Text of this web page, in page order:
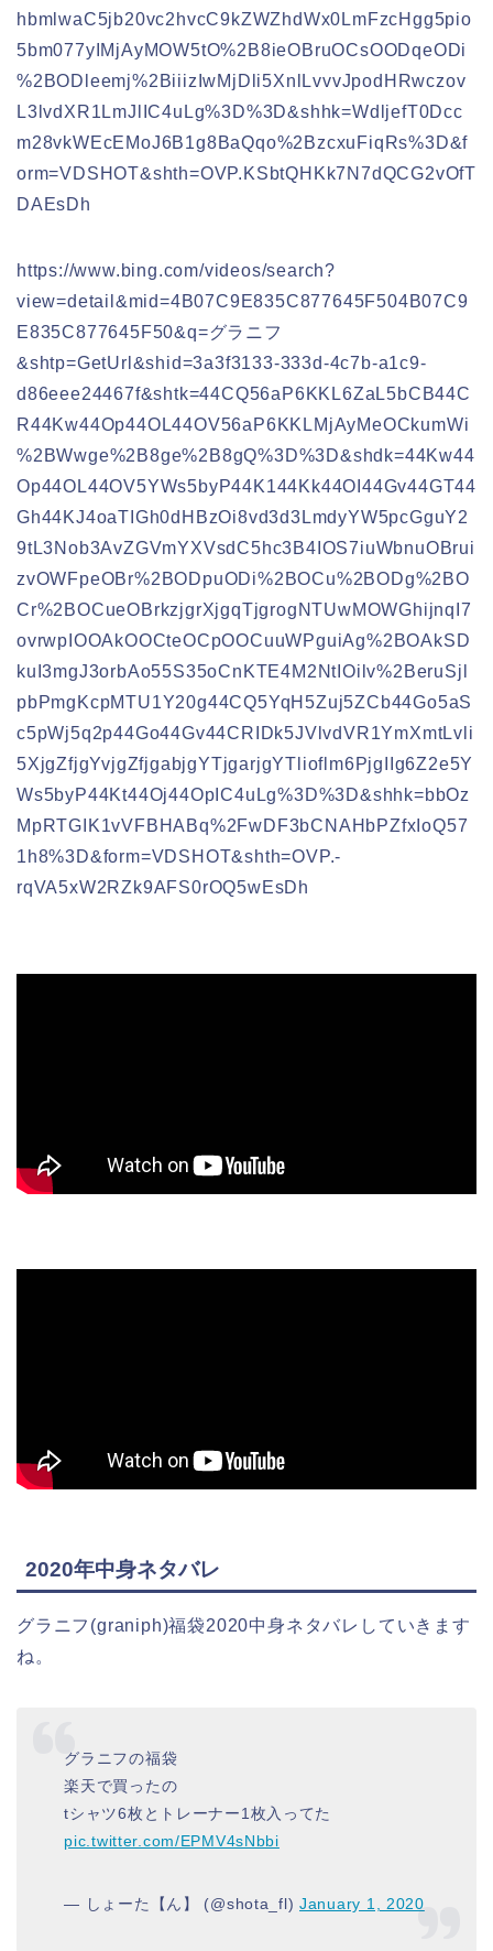
hbmlwaC5jb20vc2hvcC9kZWZhdWx0LmFzcHgg5pio
5bm077yIMjAyMOW5tO%2B8ieOBruOCsOODqeODi
%2BODleemj%2BiiizIwMjDli5XnlLvvvJpodHRwczov
L3lvdXR1LmJlIC4uLg%3D%3D&shhk=WdljefT0Dcc
m28vkWEcEMoJ6B1g8BaQqo%2BzcxuFiqRs%3D&f
orm=VDSHOT&shth=OVP.KSbtQHKk7N7dQCG2vOfT
DAEsDh
https://www.bing.com/videos/search?
view=detail&mid=4B07C9E835C877645F504B07C9
E835C877645F50&q=グラニフ
&shtp=GetUrl&shid=3a3f3133-333d-4c7b-a1c9-
d86eee24467f&shtk=44CQ56aP6KKL6ZaL5bCB44C
R44Kw44Op44OL44OV56aP6KKLMjAyMeOCkumWi
%2BWwge%2B8ge%2B8gQ%3D%3D&shdk=44Kw44
Op44OL44OV5YWs5byP44K144Kk44OI44Gv44GT44
Gh44KJ4oaTIGh0dHBzOi8vd3d3LmdyYW5pcGguY2
9tL3Nob3AvZGVmYXVsdC5hc3B4IOS7iuWbnuOBrui
zvOWFpeOBr%2BODpuODi%2BOCu%2BODg%2BO
Cr%2BOCueOBrkzjgrXjgqTjgrogNTUwMOWGhijnqI7
ovrwpIOOAkOOCteOCpOOCuuWPguiAg%2BOAkSD
kuI3mgJ3orbAo55S35oCnKTE4M2NtIOilv%2BeruSjl
pbPmgKcpMTU1Y20g44CQ5YqH5Zuj5ZCb44Go5aS
c5pWj5q2p44Go44Gv44CRIDk5JVlvdVR1YmXmtLvli
5XjgZfjgYvjgZfjgabjgYTjgarjgYTlioflm6PjgIIg6Z2e5Y
Ws5byP44Kt44Oj44OpIC4uLg%3D%3D&shhk=bbOz
MpRTGIK1vVFBHABq%2FwDF3bCNAHbPZfxIoQ57
1h8%3D&form=VDSHOT&shth=OVP.-
rqVA5xW2RZk9AFS0rOQ5wEsDh
2020年中身ネタバレ
グラニフ(graniph)福袋2020中身ネタバレしていきます
ね。
グラニフの福袋
楽天で買ったの
tシャツ6枚とトレーナー1枚入ってた
pic.twitter.com/EPMV4sNbbi
— しょーた【ん】 (@shota_fl)January 1, 2020